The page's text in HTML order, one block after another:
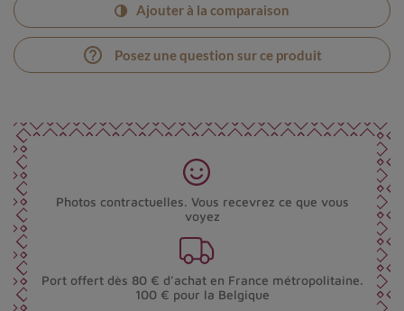
Ajouter à la comparaison
help_outline Posez une question sur ce produit
Photos contractuelles. Vous recevrez ce que vous
voyez
Port offert dès 80 € d’achat en France métropolitaine.
100 € pour la Belgique